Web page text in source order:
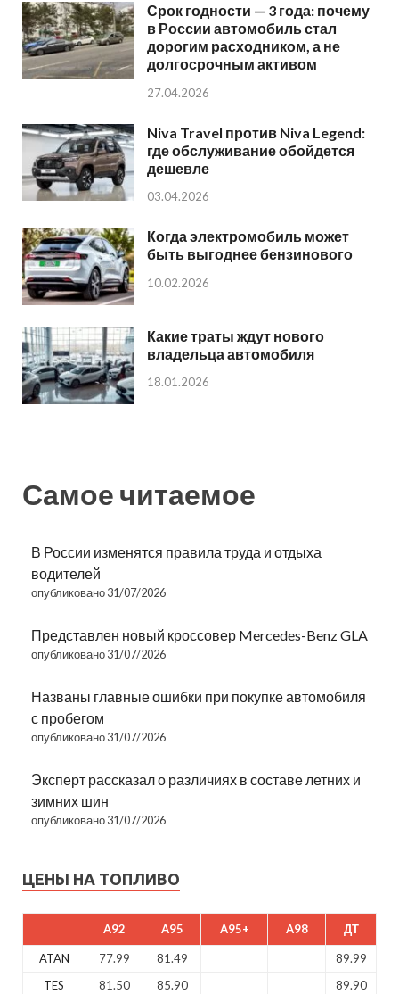
Срок годности — 3 года: почему
в России автомобиль стал
дорогим расходником, а не
долгосрочным активом
27.04.2026
Niva Travel против Niva Legend:
где обслуживание обойдется
дешевле
03.04.2026
Когда электромобиль может
быть выгоднее бензинового
10.02.2026
Какие траты ждут нового
владельца автомобиля
18.01.2026
Самое читаемое
В России изменятся правила труда и отдыха
водителей
опубликовано 31/07/2026
Представлен новый кроссовер Mercedes-Benz GLA
опубликовано 31/07/2026
Названы главные ошибки при покупке автомобиля
с пробегом
опубликовано 31/07/2026
Эксперт рассказал о различиях в составе летних и
зимних шин
опубликовано 31/07/2026
ЦЕНЫ НА ТОПЛИВО
A92 A95 A95+ A98 ДТ
ATAN 77.99 81.49
89.99
TES
81.50 85.90
89.90